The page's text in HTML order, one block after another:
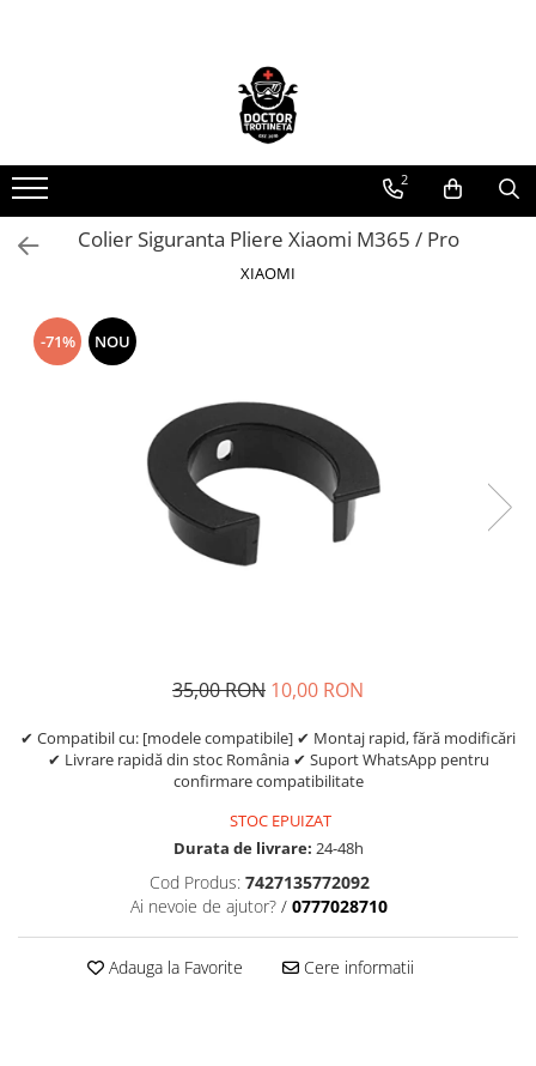
Toate produsele
Piese de schimb
https://www.doctortrotineta.ro/electrica
Acceleratie
Controller
Motoare
https://www.doctortrotineta.ro/frane
https://www.doctortrotineta.ro/lumini
Stop trotineta
Faruri
Suspensie
Cauciucuri
2
Colier Siguranta Pliere Xiaomi M365 / Pro
XIAOMI
-71% NOU
35,00 RON 10,00 RON
✔ Compatibil cu: [modele compatibile] ✔ Montaj rapid, fără modificări
✔ Livrare rapidă din stoc România ✔ Suport WhatsApp pentru
confirmare compatibilitate
STOC EPUIZAT
Durata de livrare: 24-48h
Cod Produs: 7427135772092
Ai nevoie de ajutor? / 0777028710
Adauga la Favorite Cere informatii